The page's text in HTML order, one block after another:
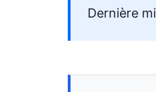
Dernière